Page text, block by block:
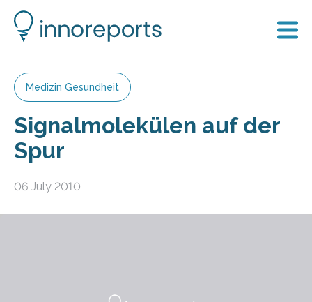
Medizin Gesundheit
Signalmolekülen auf der
Spur
06 July 2010